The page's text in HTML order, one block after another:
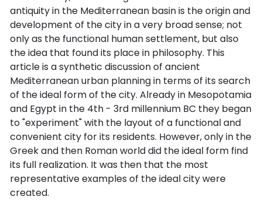
antiquity in the Mediterranean basin is the origin and
development of the city in a very broad sense; not
only as the functional human settlement, but also
the idea that found its place in philosophy. This
article is a synthetic discussion of ancient
Mediterranean urban planning in terms of its search
of the ideal form of the city. Already in Mesopotamia
and Egypt in the 4th - 3rd millennium BC they began
to "experiment" with the layout of a functional and
convenient city for its residents. However, only in the
Greek and then Roman world did the ideal form find
its full realization. It was then that the most
representative examples of the ideal city were
created.